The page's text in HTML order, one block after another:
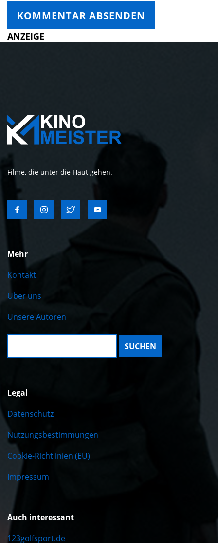
ANZEIGE
Filme, die unter die Haut gehen.
Mehr
Kontakt
Über uns
Unsere Autoren
Suche:
Legal
Datenschutz
Nutzungsbestimmungen
Cookie-Richtlinien (EU)
Impressum
Auch interessant
123golfsport.de